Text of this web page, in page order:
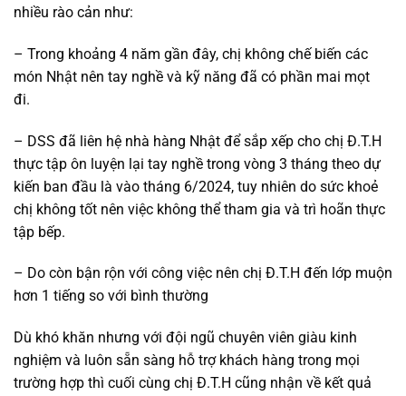
nhiều rào cản như:
– Trong khoảng 4 năm gần đây, chị không chế biến các
món Nhật nên tay nghề và kỹ năng đã có phần mai mọt
đi.
– DSS đã liên hệ nhà hàng Nhật để sắp xếp cho chị Đ.T.H
thực tập ôn luyện lại tay nghề trong vòng 3 tháng theo dự
kiến ban đầu là vào tháng 6/2024, tuy nhiên do sức khoẻ
chị không tốt nên việc không thể tham gia và trì hoãn thực
tập bếp.
– Do còn bận rộn với công việc nên chị Đ.T.H đến lớp muộn
hơn 1 tiếng so với bình thường
Dù khó khăn nhưng với đội ngũ chuyên viên giàu kinh
nghiệm và luôn sẵn sàng hỗ trợ khách hàng trong mọi
trường hợp thì cuối cùng chị Đ.T.H cũng nhận về kết quả